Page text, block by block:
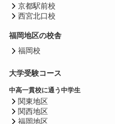
京都駅前校
西宮北口校
福岡地区の校舎
福岡校
大学受験コース
中高一貫校に通う中学生
関東地区
関西地区
福岡地区